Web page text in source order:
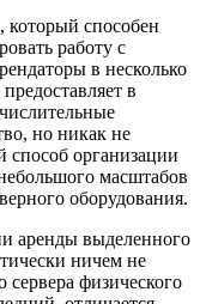
который способен
работу с
в несколько
в
но никак не
организации
масштабов
оборудования.
аренды выделенного
ничем не
сервера физического